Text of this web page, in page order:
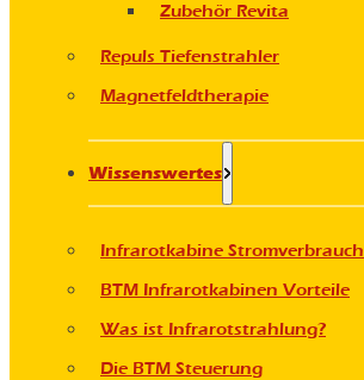
Zubehör Revita
Repuls Tiefenstrahler
Magnetfeldtherapie
Wissenswertes
Infrarotkabine Stromverbrauch
BTM Infrarotkabinen Vorteile
Was ist Infrarotstrahlung?
Die BTM Steuerung